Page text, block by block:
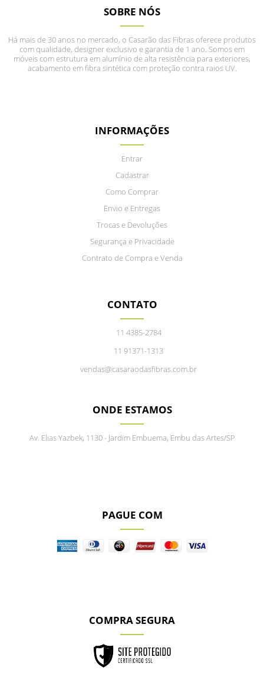
SOBRE NÓS
Há mais de 30 anos no mercado, o Casarão das Fibras oferece produtos
com qualidade, designer exclusivo e garantia de 1 ano. Somos em
móveis com estrutura em alumínio de alta resistência para exteriores,
acabamento em fibra sintética com proteção contra raios UV.
INFORMAÇÕES
Entrar
Cadastrar
Como Comprar
Envio e Entregas
Trocas e Devoluções
Segurança e Privacidade
Contrato de Compra e Venda
CONTATO
11 4385-2784
11 91371-1313
vendas@casaraodasfibras.com.br
ONDE ESTAMOS
Av. Elias Yazbek, 1130 - Jardim Embuema, Embu das Artes/SP
PAGUE COM
COMPRA SEGURA